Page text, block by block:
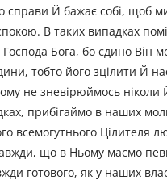
справи Й бажає собі, щоб
В таких випадках
Бога, бо єдино Він
тобто його зцілити Й
не зневірюймось ніколи
прибігаймо в наших
всемогутнього Цілителя
що в Ньому маємо
готового, як у наших